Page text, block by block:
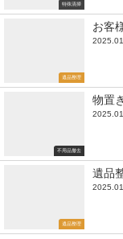
特殊清掃
遺品整理
お客
不用品撤去
物置
遺品整理
遺品